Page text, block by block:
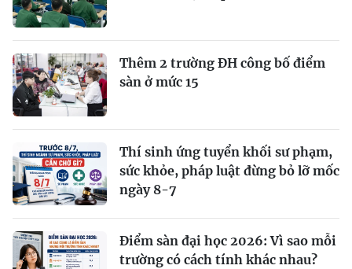
Thêm 2 trường ĐH công bố điểm
sàn ở mức 15
Thí sinh ứng tuyển khối sư phạm,
sức khỏe, pháp luật đừng bỏ lỡ mốc
ngày 8-7
Điểm sàn đại học 2026: Vì sao mỗi
trường có cách tính khác nhau?